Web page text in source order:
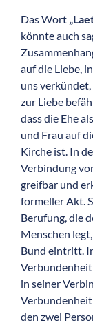
Das Wort
könnte auch
auf die Liebe,
uns
zur Liebe
dass die Ehe
und Frau auf
Kirche ist. In
Verbindung
greifbar und
formeller Akt.
Berufung, die
Menschen
Bund eintritt.
in seiner
den zwei